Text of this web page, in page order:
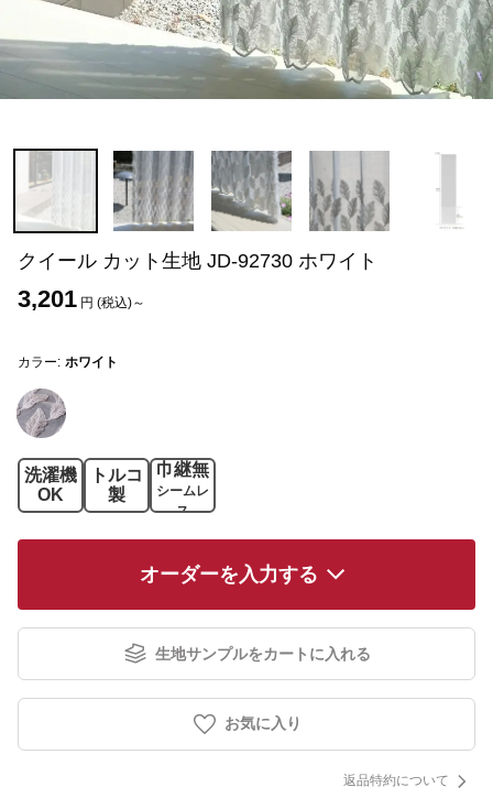
クイール カット生地 JD-92730 ホワイト
3,201 円 (税込)～
カラー: ホワイト
洗濯機
OK
トルコ
製
巾継無
シームレ
ス
オーダーを入力する
生地サンプルをカートに入れる
お気に入り
返品特約について